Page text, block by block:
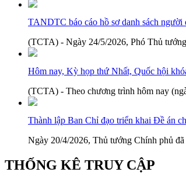
TANDTC báo cáo hồ sơ danh sách người
(TCTA) - Ngày 24/5/2026, Phó Thủ
Hôm nay, Kỳ họp thứ Nhất, Quốc hội
(TCTA) - Theo chương trình hôm nay
Thành lập Ban Chỉ đạo triển khai Đề án
Ngày 20/4/2026, Thủ tướng Chính phủ đã
THỐNG KÊ TRUY CẬP